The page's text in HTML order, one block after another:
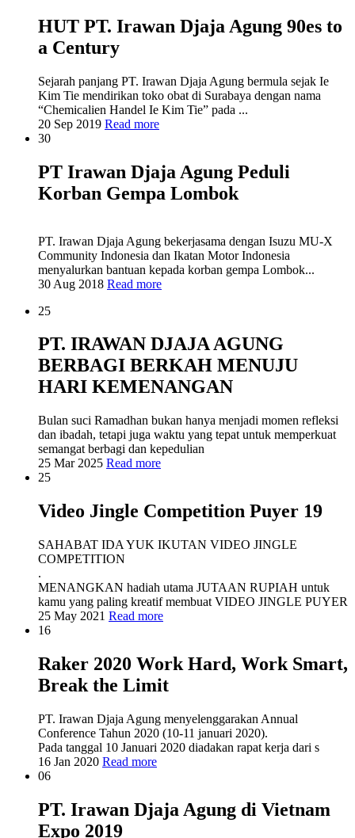
HUT PT. Irawan Djaja Agung 90es to
a Century
Sejarah panjang PT. Irawan Djaja Agung bermula sejak Ie
Kim Tie mendirikan toko obat di Surabaya dengan nama
“Chemicalien Handel Ie Kim Tie” pada ...
20 Sep 2019 Read more
30
PT Irawan Djaja Agung Peduli
Korban Gempa Lombok
PT. Irawan Djaja Agung bekerjasama dengan Isuzu MU-X
Community Indonesia dan Ikatan Motor Indonesia
menyalurkan bantuan kepada korban gempa Lombok...
30 Aug 2018 Read more
25
PT. IRAWAN DJAJA AGUNG
BERBAGI BERKAH MENUJU
HARI KEMENANGAN
Bulan suci Ramadhan bukan hanya menjadi momen refleksi
dan ibadah, tetapi juga waktu yang tepat untuk memperkuat
semangat berbagi dan kepedulian
25 Mar 2025 Read more
25
Video Jingle Competition Puyer 19
SAHABAT IDA YUK IKUTAN VIDEO JINGLE
COMPETITION
.
MENANGKAN hadiah utama JUTAAN RUPIAH untuk
kamu yang paling kreatif membuat VIDEO JINGLE PUYER
25 May 2021 Read more
16
Raker 2020 Work Hard, Work Smart,
Break the Limit
PT. Irawan Djaja Agung menyelenggarakan Annual
Conference Tahun 2020 (10-11 januari 2020).
Pada tanggal 10 Januari 2020 diadakan rapat kerja dari s
16 Jan 2020 Read more
06
PT. Irawan Djaja Agung di Vietnam
Expo 2019